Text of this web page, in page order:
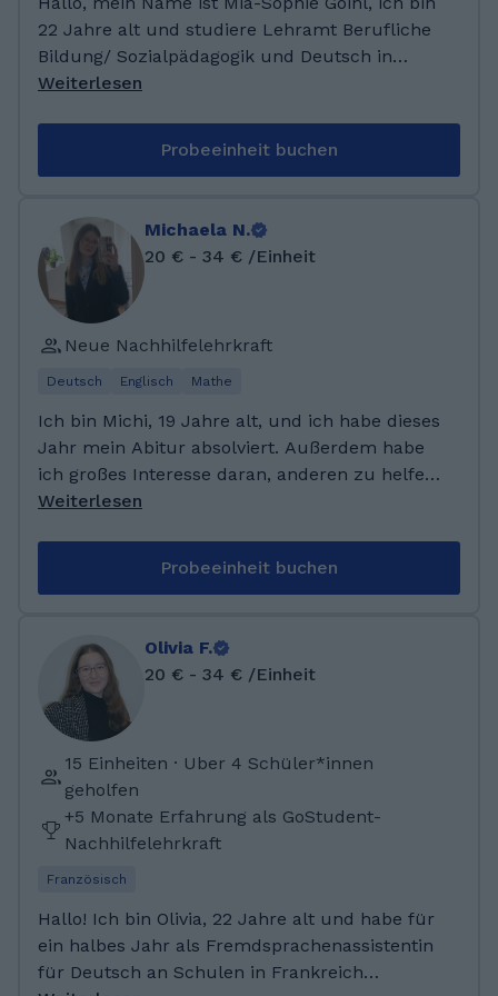
22 Jahre alt und studiere Lehramt Berufliche
Bildung/ Sozialpädagogik und Deutsch in
Bayern. In meiner Freizeit lese ich sehr viel,
Realschulabschluss habe ich eine Ausbildung
zur Kauffrau im Gesundheitswesen
erfolgreich abgeschlossen. Auf dem zweiten
Bildungsweg habe ich anschließend mein
Abitur nachgeholt und im letzten Herbst das
Studium für das Lehramt an beruflichen
Schulen aufgenommen.
Weiterlesen
Probeeinheit buchen
Michaela N.
20 € - 34 € /Einheit
Neue Nachhilfelehrkraft
Deutsch Englisch Mathe
Ich bin Michi, 19 Jahre alt, und ich habe dieses
Jahr mein Abitur absolviert. Außerdem habe
ich großes Interesse daran, anderen zu helfen
und mich durch euch auch selbst weiter zu
ausgeholfen und in den darauffolgenden
Jahren auch Nachhilfe an mehrere Kinder
meiner Schule gegeben. Vor allem in Mathe,
Deutsch und Englisch habe ich diesen
Schülern geholfen.
Weiterlesen
Probeeinheit buchen
Olivia F.
20 € - 34 € /Einheit
15 Einheiten · Uber 4 Schüler*innen
geholfen
+5 Monate Erfahrung als GoStudent-
Nachhilfelehrkraft
Französisch
Hallo! Ich bin Olivia, 22 Jahre alt und habe für
ein halbes Jahr als Fremdsprachenassistentin
für Deutsch an Schulen in Frankreich